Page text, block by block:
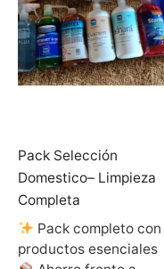
Pack Selección
Domestico– Limpieza
Completa
Pack completo con
productos esenciales